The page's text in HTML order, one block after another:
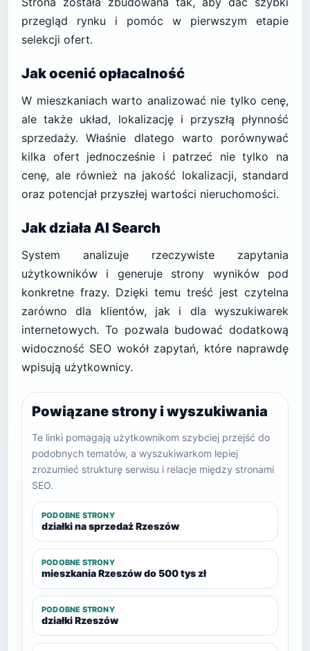
przegląd rynku i pomóc w pierwszym etapie
selekcji ofert.
Jak ocenić opłacalność
W mieszkaniach warto analizować nie tylko cenę,
ale także układ, lokalizację i przyszłą płynność
sprzedaży. Właśnie dlatego warto porównywać
kilka ofert jednocześnie i patrzeć nie tylko na
cenę, ale również na jakość lokalizacji, standard
oraz potencjał przyszłej wartości nieruchomości.
Jak działa AI Search
System analizuje rzeczywiste zapytania
użytkowników i generuje strony wyników pod
konkretne frazy. Dzięki temu treść jest czytelna
zarówno dla klientów, jak i dla wyszukiwarek
internetowych. To pozwala budować dodatkową
widoczność SEO wokół zapytań, które naprawdę
wpisują użytkownicy.
Powiązane strony i wyszukiwania
Te linki pomagają użytkownikom szybciej przejść do
podobnych tematów, a wyszukiwarkom lepiej
zrozumieć strukturę serwisu i relacje między stronami
SEO.
PODOBNE STRONY
działki na sprzedaż Rzeszów
PODOBNE STRONY
mieszkania Rzeszów do 500 tys zł
PODOBNE STRONY
działki Rzeszów